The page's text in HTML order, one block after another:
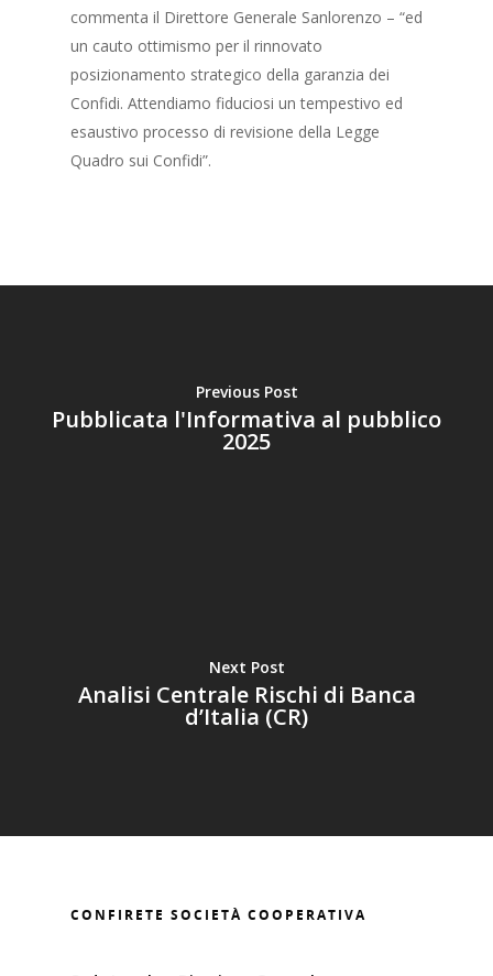
commenta il Direttore Generale Sanlorenzo – “ed
un cauto ottimismo per il rinnovato
posizionamento strategico della garanzia dei
Confidi. Attendiamo fiduciosi un tempestivo ed
esaustivo processo di revisione della Legge
Quadro sui Confidi”.
Previous Post
Pubblicata l'Informativa al pubblico
2025
Next Post
Analisi Centrale Rischi di Banca
d’Italia (CR)
CONFIRETE SOCIETÀ COOPERATIVA